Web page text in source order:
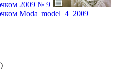
2009 № 9
Moda_model_4_2009
)